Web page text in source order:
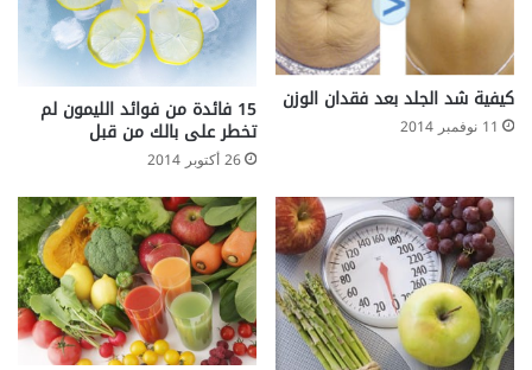
كيفية شد الجلد بعد فقدان الوزن
11 نوفمبر 2014
15 فائدة من فوائد الليمون لم
تخطر على بالك من قبل
26 أكتوبر 2014